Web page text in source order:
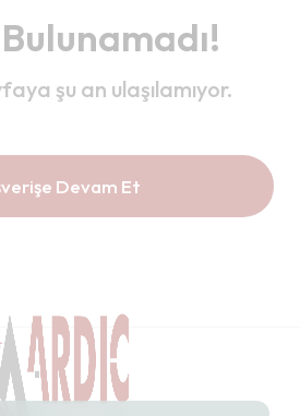
şu an ulaşılamıyor.
Devam Et